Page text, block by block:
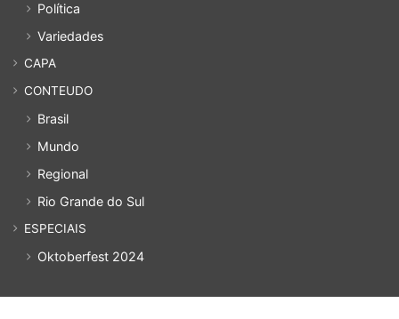
Política
Variedades
CAPA
CONTEUDO
Brasil
Mundo
Regional
Rio Grande do Sul
ESPECIAIS
Oktoberfest 2024